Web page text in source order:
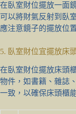
在臥室財位擺放一面
可以將財氣反射到臥
應注意鏡子的擺放位
5. 臥室財位宜擺放床
在臥室財位擺放床頭
物件，如書籍、雜誌
一致，以確保床頭櫃